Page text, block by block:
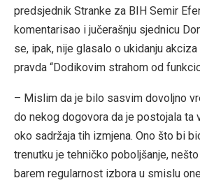
predsjednik Stranke za BIH Semir
komentarisao i jučerašnju sjednicu
se, ipak, nije glasalo o ukidanju
pravda “Dodikovim strahom od
– Mislim da je bilo sasvim dovoljno
do nekog dogovora da je postojala ta
oko sadržaja tih izmjena. Ono što bi
trenutku je tehničko poboljšanje,
barem regularnost izbora u smislu